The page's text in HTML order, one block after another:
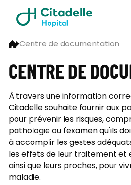
Centre de documentation
CENTRE DE
À travers une information
Citadelle souhaite fournir aux
pour prévenir les risques,
pathologie ou l'examen qu'ils
à accomplir les gestes
les effets de leur traitement et
ainsi que leurs proches, pour
maladie.